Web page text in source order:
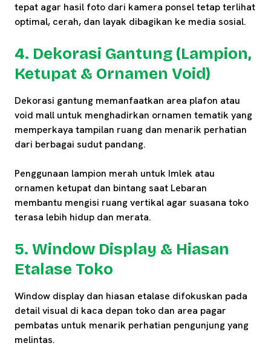
tepat agar hasil foto dari kamera ponsel tetap terlihat
optimal, cerah, dan layak dibagikan ke media sosial.
4. Dekorasi Gantung (Lampion,
Ketupat & Ornamen Void)
Dekorasi gantung memanfaatkan area plafon atau
void mall untuk menghadirkan ornamen tematik yang
memperkaya tampilan ruang dan menarik perhatian
dari berbagai sudut pandang.
Penggunaan lampion merah untuk Imlek atau
ornamen ketupat dan bintang saat Lebaran
membantu mengisi ruang vertikal agar suasana toko
terasa lebih hidup dan merata.
5. Window Display & Hiasan
Etalase Toko
Window display dan hiasan etalase difokuskan pada
detail visual di kaca depan toko dan area pagar
pembatas untuk menarik perhatian pengunjung yang
melintas.